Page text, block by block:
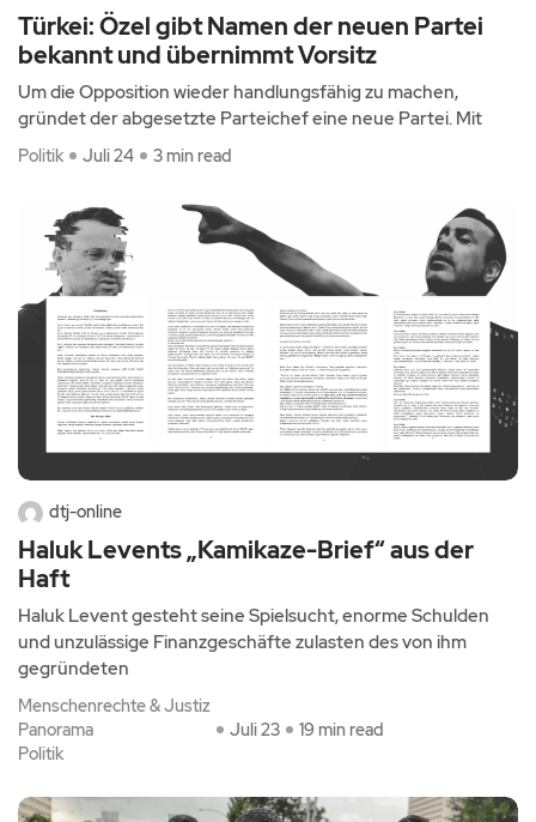
Türkei: Özel gibt Namen der neuen Partei
bekannt und übernimmt Vorsitz
Um die Opposition wieder handlungsfähig zu machen,
gründet der abgesetzte Parteichef eine neue Partei. Mit
Politik Juli 24 3 min read
dtj-online
Haluk Levents „Kamikaze-Brief“ aus der
Haft
Haluk Levent gesteht seine Spielsucht, enorme Schulden
und unzulässige Finanzgeschäfte zulasten des von ihm
gegründeten
Menschenrechte & Justiz
Panorama
Politik
Juli 23 19 min read